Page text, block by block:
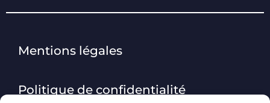
Mentions légales
Politique de confidentialité